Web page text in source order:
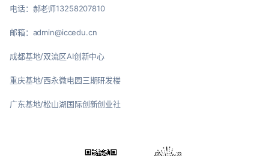
电话：郝老师13258207810
邮箱：admin@iccedu.cn
成都基地/双流区AI创新中心
重庆基地/西永微电园三期研发楼
广东基地/松山湖国际创新创业社